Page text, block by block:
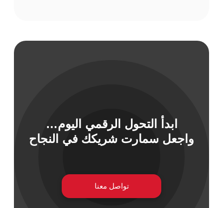
المعلومات
ابدأ التحول الرقمي اليوم…
واجعل سمارت شريكك في النجاح
تواصل معنا